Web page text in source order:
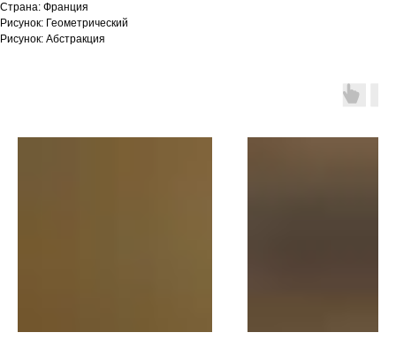
Страна: Франция
Рисунок: Геометрический
Рисунок: Абстракция